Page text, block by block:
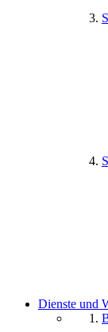
Dienste und